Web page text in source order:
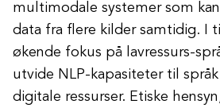
multimodale systemer som
data fra flere kilder samtidig. I
økende fokus på lavressurs-
utvide NLP-kapasiteter til
digitale ressurser. Etiske